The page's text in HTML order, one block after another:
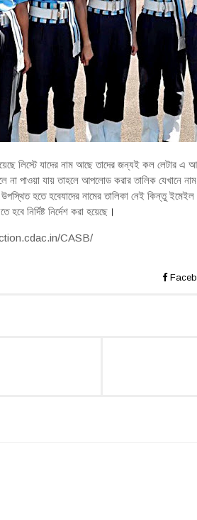
রয়েছে লিস্টে যাদের নাম আছে তাদের জন্যই কল লেটার
পাওয়া যায় তাহলে আপলোড করার তালিক যেখানে
উপস্থিত হতে হবেযাদের নামের তালিকা নেই কিন্তু
নির্দিষ্ট নির্দেশ করা হয়েছে।
CASB/